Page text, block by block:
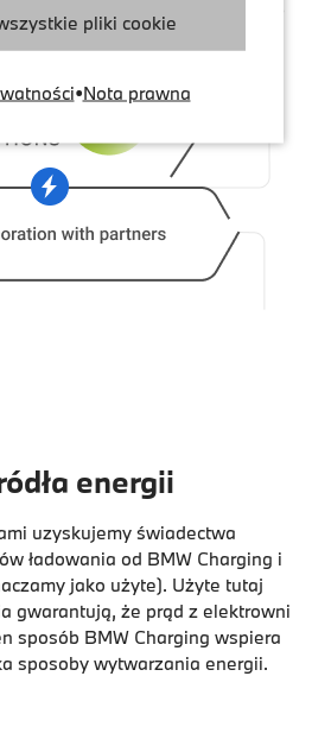
energii
uzyskujemy świadectwa
ładowania od BMW Charging i
jako użyte). Użyte tutaj
gwarantują, że prąd z elektrowni
sposób BMW Charging wspiera
sposoby wytwarzania energii.
pliki cookie
•Nota prawna